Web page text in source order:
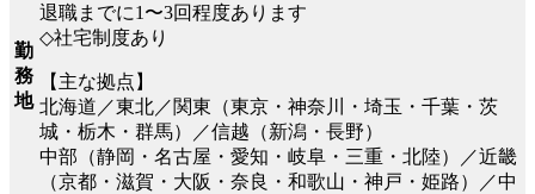
勤
務
地
退職までに1〜3回程度あります
◇社宅制度あり
【主な拠点】
北海道／東北／関東（東京・神奈川・埼玉・千葉・茨
城・栃木・群馬）／信越（新潟・長野）
中部（静岡・名古屋・愛知・岐阜・三重・北陸）／近畿
（京都・滋賀・大阪・奈良・和歌山・神戸・姫路）／中